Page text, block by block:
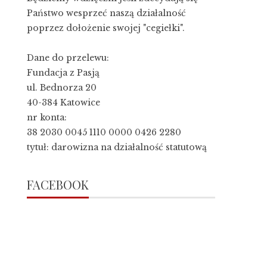
Państwo wesprzeć naszą działalność
poprzez dołożenie swojej "cegiełki".
Dane do przelewu:
Fundacja z Pasją
ul. Bednorza 20
40-384 Katowice
nr konta:
38 2030 0045 1110 0000 0426 2280
tytuł: darowizna na działalność statutową
FACEBOOK